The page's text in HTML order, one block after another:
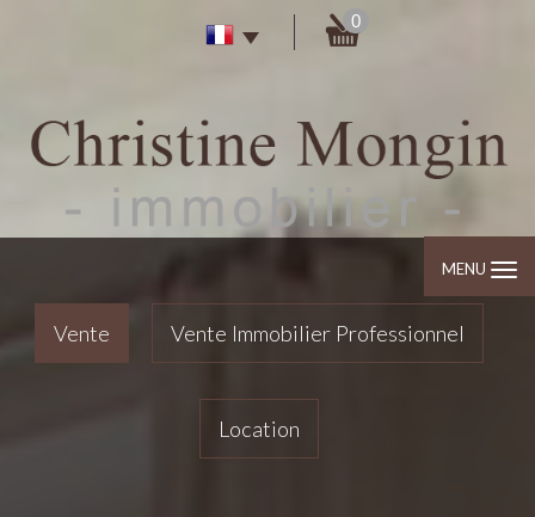
0
MENU
Vente Vente Immobilier Professionnel
Location